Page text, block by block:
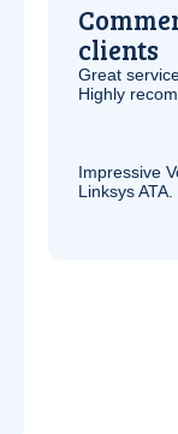
clients
Great
Highly
Impressive
LinksysATA